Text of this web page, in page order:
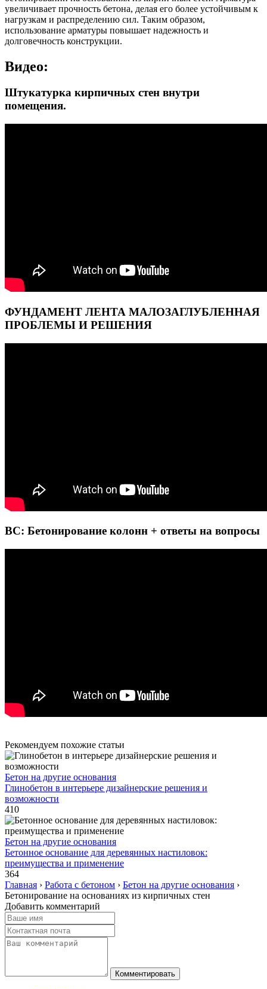
увеличивает прочность бетона, делая его более устойчивым к
нагрузкам и распределению сил. Таким образом,
использование арматуры повышает надежность и
долговечность конструкции.
Видео:
Штукатурка кирпичных стен внутри
помещения.
ФУНДАМЕНТ ЛЕНТА МАЛОЗАГЛУБЛЕННАЯ
ПРОБЛЕМЫ И РЕШЕНИЯ
BC: Бетонирование колонн + ответы на вопросы
Рекомендуем похожие статьи
Бетон на другие основания
Глинобетон в интерьере дизайнерские решения и
возможности
410
Бетон на другие основания
Бетонное основание для деревянных настиловок:
преимущества и применение
364
Главная › Работа с бетоном › Бетон на другие основания ›
Бетонирование на основаниях из кирпичных стен
Добавить комментарий